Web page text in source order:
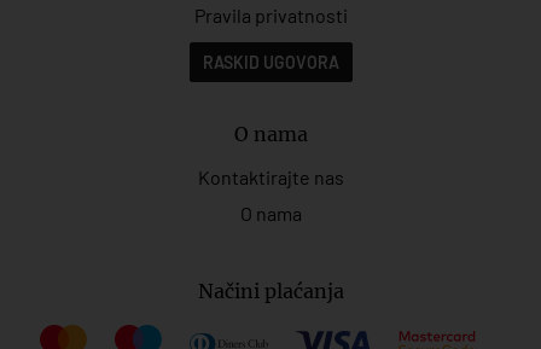
Pravila privatnosti
RASKID UGOVORA
O nama
Kontaktirajte nas
O nama
Načini plaćanja